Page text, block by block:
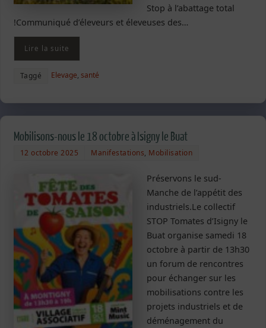
Stop à l’abattage total
!Communiqué d’éleveurs et éleveuses des…
Lire la suite
Taggé Elevage,santé
Mobilisons-nous le 18 octobre à Isigny le Buat
12 octobre 2025 Manifestations, Mobilisation
Préservons le sud-
Manche de l’appétit des
industriels.Le collectif
STOP Tomates d’Isigny le
Buat organise samedi 18
octobre à partir de 13h30
un forum de rencontres
pour échanger sur les
mobilisations contre les
projets industriels et de
déménagement du